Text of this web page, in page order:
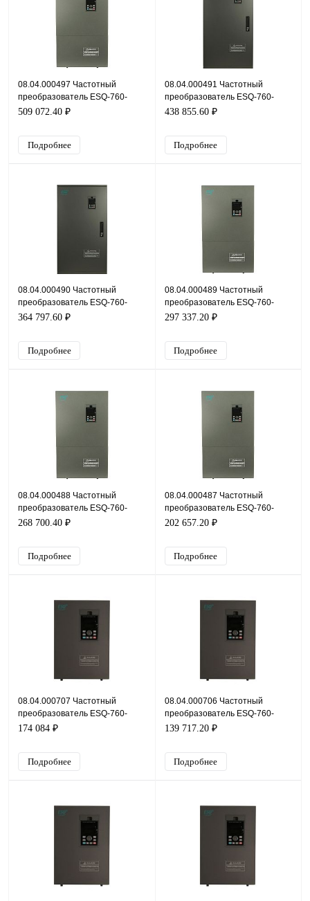
08.04.000497 Частотный
преобразователь ESQ-760-
4T1850G/2000P, 380В, 185кВт,
509 072.40 ₽
Подробнее
08.04.000491 Частотный
преобразователь ESQ-760-
4T1600G/1850P, 380В, 160кВт,
438 855.60 ₽
Подробнее
08.04.000490 Частотный
преобразователь ESQ-760-
4T1320G/1600P, 380В, 132кВт,
364 797.60 ₽
Подробнее
08.04.000489 Частотный
преобразователь ESQ-760-
4T1100G/1320P, 380В, 110кВт,
297 337.20 ₽
Подробнее
08.04.000488 Частотный
преобразователь ESQ-760-
4Т0900G/1100P, 380В, 90кВт,
268 700.40 ₽
Подробнее
08.04.000487 Частотный
преобразователь ESQ-760-
4T0750G/0900P, 380В, 75кВт,
202 657.20 ₽
Подробнее
08.04.000707 Частотный
преобразователь ESQ-760-
4T0550G/0750P-BU, 380В,
174 084 ₽
Подробнее
08.04.000706 Частотный
преобразователь ESQ-760-
4T0450G/0550P-BU, 380В,
139 717.20 ₽
Подробнее